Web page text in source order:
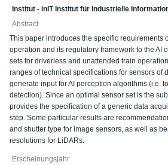
Institut - inIT Institut für Industrielle
Abstract
This paper introduces the specific requirements
operation and its regulatory framework to the AI
sets for driverless and unattended train
ranges of technical specifications for sensors of
generate input for AI perception algorithms (i.e.
detection). Since an optimal sensor set is the
provides the specification of a generic data
step. Some particular results are
and shutter type for image sensors, as well as
resolutions for LiDARs.
Erscheinungsjahr